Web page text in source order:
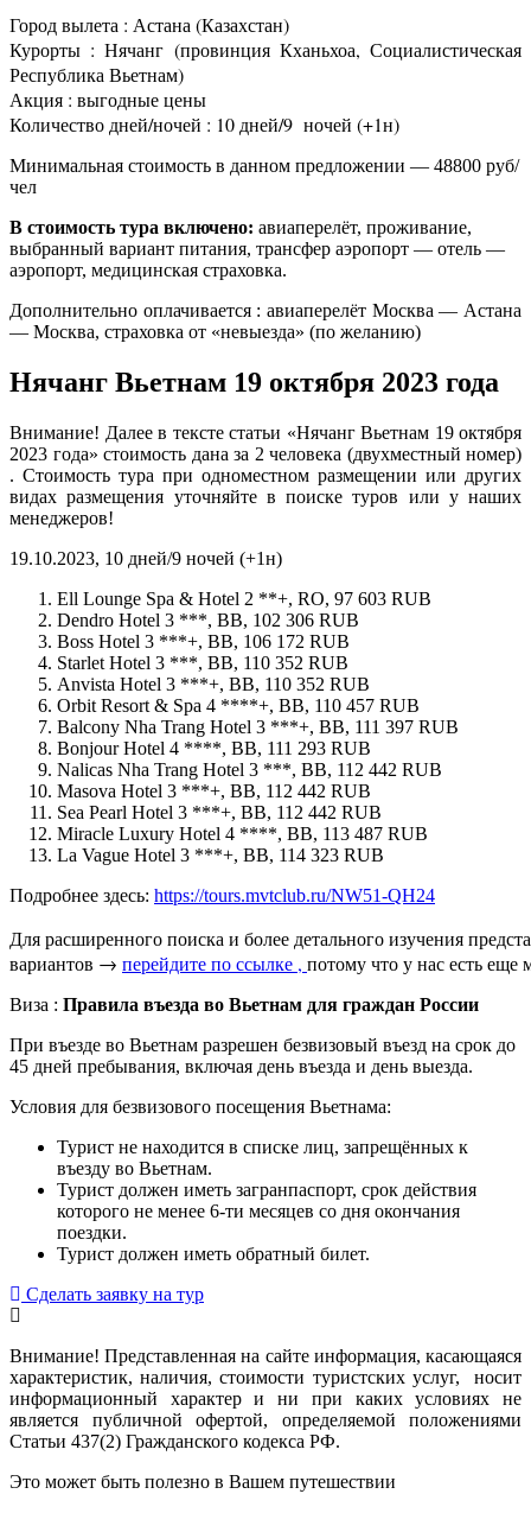
Город вылета : Астана (Казахстан)
Курорты : Нячанг (провинция Кханьхоа, Социалистическая
Республика Вьетнам)
Акция : выгодные цены
Количество дней/ночей : 10 дней/9 ночей (+1н)
Минимальная стоимость в данном предложении — 48800 руб/
чел
В стоимость тура включено: авиаперелёт, проживание,
выбранный вариант питания, трансфер аэропорт — отель —
аэропорт, медицинская страховка.
Дополнительно оплачивается : авиаперелёт Москва — Астана
— Москва, страховка от «невыезда» (по желанию)
Нячанг Вьетнам 19 октября 2023 года
Внимание! Далее в тексте статьи «Нячанг Вьетнам 19 октября
2023 года» стоимость дана за 2 человека (двухместный номер)
. Стоимость тура при одноместном размещении или других
видах размещения уточняйте в поиске туров или у наших
менеджеров!
19.10.2023, 10 дней/9 ночей (+1н)
Ell Lounge Spa & Hotel 2 **+, RO, 97 603 RUB
Dendro Hotel 3 ***, BB, 102 306 RUB
Boss Hotel 3 ***+, BB, 106 172 RUB
Starlet Hotel 3 ***, BB, 110 352 RUB
Anvista Hotel 3 ***+, BB, 110 352 RUB
Orbit Resort & Spa 4 ****+, BB, 110 457 RUB
Balcony Nha Trang Hotel 3 ***+, BB, 111 397 RUB
Bonjour Hotel 4 ****, BB, 111 293 RUB
Nalicas Nha Trang Hotel 3 ***, BB, 112 442 RUB
Masova Hotel 3 ***+, BB, 112 442 RUB
Sea Pearl Hotel 3 ***+, BB, 112 442 RUB
Miracle Luxury Hotel 4 ****, BB, 113 487 RUB
La Vague Hotel 3 ***+, BB, 114 323 RUB
Подробнее здесь: https://tours.mvtclub.ru/NW51-QH24
Для расширенного поиска и более детального изучения
вариантов → перейдите по ссылке , потому что у нас есть
Виза : Правила въезда во Вьетнам для граждан России
При въезде во Вьетнам разрешен безвизовый въезд на срок до
45 дней пребывания, включая день въезда и день выезда.
Условия для безвизового посещения Вьетнама:
Турист не находится в списке лиц, запрещённых к
въезду во Вьетнам.
Турист должен иметь загранпаспорт, срок действия
которого не менее 6-ти месяцев со дня окончания
поездки.
Турист должен иметь обратный билет.
Сделать заявку на тур
Внимание! Представленная на сайте информация, касающаяся
характеристик, наличия, стоимости туристских услуг, носит
информационный характер и ни при каких условиях не
является публичной офертой, определяемой положениями
Статьи 437(2) Гражданского кодекса РФ.
Это может быть полезно в Вашем путешествии